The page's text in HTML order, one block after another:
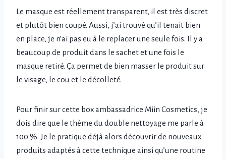
Le masque est réellement transparent, il est très discret
et plutôt bien coupé. Aussi, j’ai trouvé qu’il tenait bien
en place, je n’ai pas eu à le replacer une seule fois. Il y a
beaucoup de produit dans le sachet et une fois le
masque retiré. Ça permet de bien masser le produit sur
le visage, le cou et le décolleté.
Pour finir sur cette box ambassadrice Miin Cosmetics, je
dois dire que le thème du double nettoyage me parle à
100 %. Je le pratique déjà alors découvrir de nouveaux
produits adaptés à cette technique ainsi qu’une routine